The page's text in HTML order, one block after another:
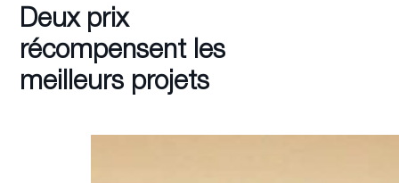
Deux prix
récompensent les
meilleurs projets